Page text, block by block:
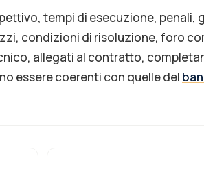
tempi di esecuzione, penali,
condizioni di risoluzione, foro
allegati al contratto,
essere coerenti con quelle del